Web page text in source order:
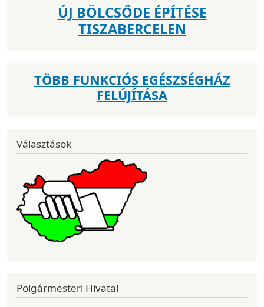
ÚJ BÖLCSŐDE ÉPÍTÉSE
TISZABERCELEN
TÖBB FUNKCIÓS EGÉSZSÉGHÁZ
FELÚJÍTÁSA
Választások
Polgármesteri Hivatal